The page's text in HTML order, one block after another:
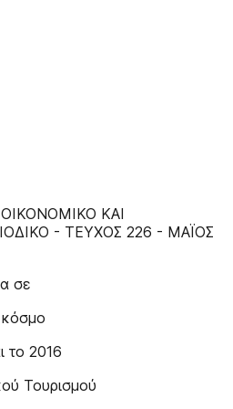
KAI
- TEYXOΣ 226 - ΜΑΪΟΣ
σε
κόσμο
το 2016
Τουρισμού